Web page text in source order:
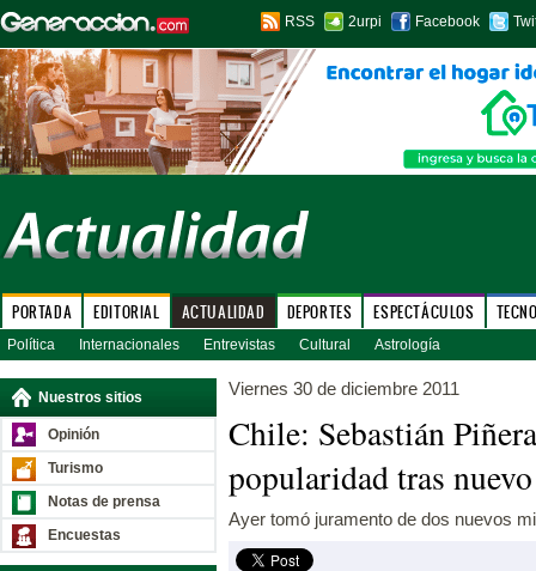
RSS 2urpi Facebook
PORTADA EDITORIAL ACTUALIDAD DEPORTES ESPECTÁCULOS
Política Internacionales Entrevistas Cultural Astrología
Nuestros sitios
Opinión
Turismo
Notas de prensa
Encuestas
Viernes 30 de diciembre 2011
Chile: Sebastián
popularidad tras
Ayer tomó juramento de dos nuevos